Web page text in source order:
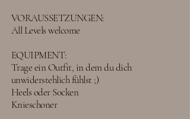
VORAUSSETZUNGEN:
All Levels welcome
EQUIPMENT:
Trage ein Outfit, in dem du dich
unwiderstehlich fühlst ;)
Heels oder Socken
Knieschoner